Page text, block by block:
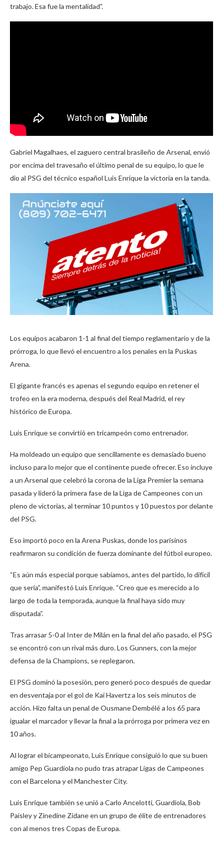
trabajo. Esa fue la mentalidad”.
Gabriel Magalhaes, el zaguero central brasileño de Arsenal, envió
por encima del travesaño el último penal de su equipo, lo que le
dio al PSG del técnico español Luis Enrique la victoria en la tanda.
Los equipos acabaron 1-1 al final del tiempo reglamentario y de la
prórroga, lo que llevó el encuentro a los penales en la Puskas
Arena.
El gigante francés es apenas el segundo equipo en retener el
trofeo en la era moderna, después del Real Madrid, el rey
histórico de Europa.
Luis Enrique se convirtió en tricampeón como entrenador.
Ha moldeado un equipo que sencillamente es demasiado bueno
incluso para lo mejor que el continente puede ofrecer. Eso incluye
a un Arsenal que celebró la corona de la Liga Premier la semana
pasada y lideró la primera fase de la Liga de Campeones con un
pleno de victorias, al terminar 10 puntos y 10 puestos por delante
del PSG.
Eso importó poco en la Arena Puskas, donde los parisinos
reafirmaron su condición de fuerza dominante del fútbol europeo.
“Es aún más especial porque sabíamos, antes del partido, lo difícil
que sería”, manifestó Luis Enrique. “Creo que es merecido a lo
largo de toda la temporada, aunque la final haya sido muy
disputada”.
Tras arrasar 5-0 al Inter de Milán en la final del año pasado, el PSG
se encontró con un rival más duro. Los Gunners, con la mejor
defensa de la Champions, se replegaron.
El PSG dominó la posesión, pero generó poco después de quedar
en desventaja por el gol de Kai Havertz a los seis minutos de
acción. Hizo falta un penal de Ousmane Dembélé a los 65 para
igualar el marcador y llevar la final a la prórroga por primera vez en
10 años.
Al lograr el bicampeonato, Luis Enrique consiguió lo que su buen
amigo Pep Guardiola no pudo tras atrapar Ligas de Campeones
con el Barcelona y el Manchester City.
Luis Enrique también se unió a Carlo Ancelotti, Guardiola, Bob
Paisley y Zinedine Zidane en un grupo de élite de entrenadores
con al menos tres Copas de Europa.